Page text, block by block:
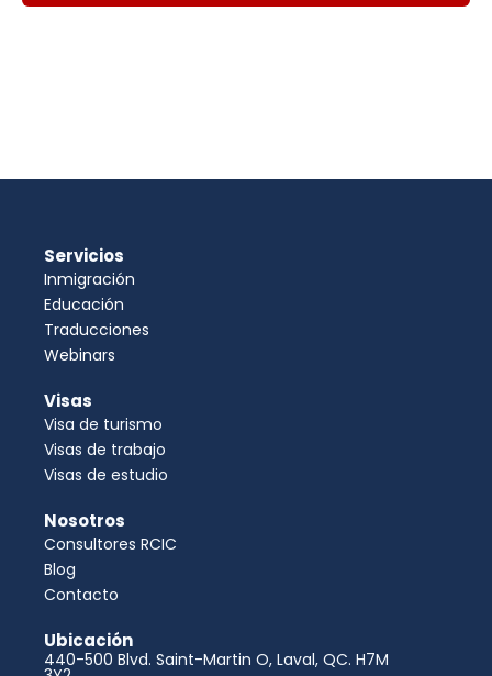
Servicios
Inmigración
Educación
Traducciones
Webinars
Visas
Visa de turismo
Visas de trabajo
Visas de estudio
Nosotros
Consultores RCIC
Blog
Contacto
Ubicación
440-500 Blvd. Saint-Martin O, Laval, QC. H7M